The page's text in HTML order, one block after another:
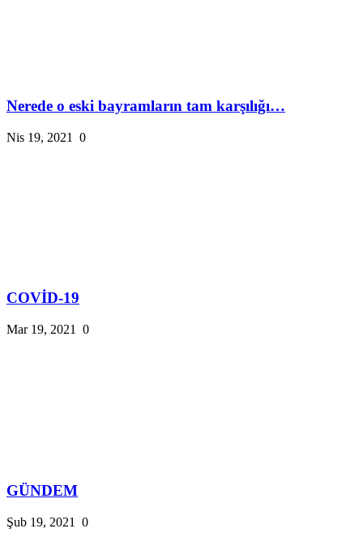
Nerede o eski bayramların tam karşılığı…
Nis 19, 2021 0
COVİD-19
Mar 19, 2021 0
GÜNDEM
Şub 19, 2021 0